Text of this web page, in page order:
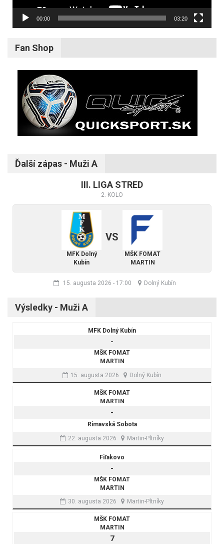
00:00 03:20
Fan Shop
Ďalší zápas - Muži A
III. LIGA STRED
2. KOLO
MFK Dolný
Kubín
VS
MŠK FOMAT
MARTIN
15. augusta 2026 - 17:00 Dolný Kubín
Výsledky - Muži A
MFK Dolný Kubín
-
MŠK FOMAT
MARTIN
15. augusta 2026
Dolný Kubín
MŠK FOMAT
MARTIN
-
Rimavská Sobota
22. augusta 2026
Martin-Pltníky
Fiľakovo
-
MŠK FOMAT
MARTIN
30. augusta 2026
Martin-Pltníky
MŠK FOMAT
MARTIN
7